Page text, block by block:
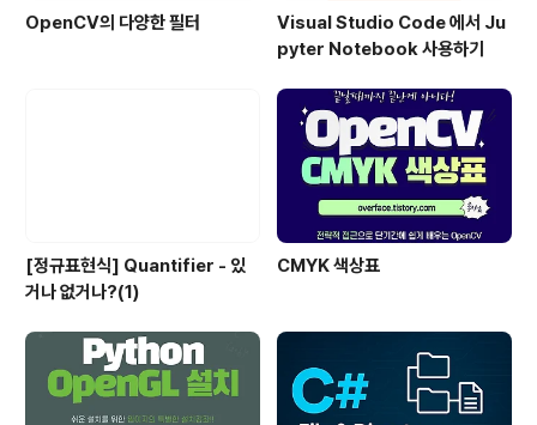
OpenCV의 다양한 필터
Visual Studio Code 에서 Ju
pyter Notebook 사용하기
[정규표현식] Quantifier - 있
거나 없거나?(1)
CMYK 색상표